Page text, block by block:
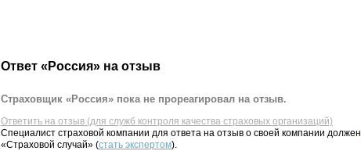
Ответ «Россия» на отзыв
Страховщик «Россия» пока не прореагировал на отзыв.
Ответить на отзыв (для служб контроля качества страховых организаций)
Специалист страховой компании для ответа на отзыв о своей компании должен
«Страховой случай» (стать экспертом).